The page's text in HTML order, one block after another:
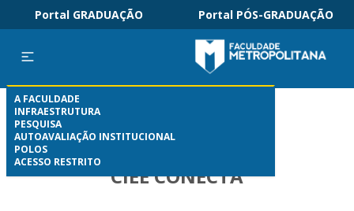
Portal GRADUAÇÃO Portal PÓS-GRADUAÇÃO
A FACULDADE
INFRAESTRUTURA
PESQUISA
AUTOAVALIAÇÃO INSTITUCIONAL
POLOS
ACESSO RESTRITO
CIEE CONECTA